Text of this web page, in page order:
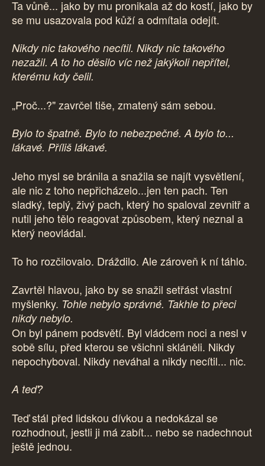
Ta vůně... jako by mu pronikala až do kostí, jako by
se mu usazovala pod kůží a odmítala odejít.
Nikdy nic takového necítil. Nikdy nic takového
nezažil. A to ho děsilo víc než jakýkoli nepřítel,
kterému kdy čelil.
„Proč...?" zavrčel tiše, zmatený sám sebou.
Bylo to špatně. Bylo to nebezpečné. A bylo to...
lákavé. Příliš lákavé.
Jeho mysl se bránila a snažila se najít vysvětlení,
ale nic z toho nepřicházelo...jen ten pach. Ten
sladký, teplý, živý pach, který ho spaloval zevnitř a
nutil jeho tělo reagovat způsobem, který neznal a
který neovládal.
To ho rozčilovalo. Dráždilo. Ale zároveň k ní táhlo.
Zavrtěl hlavou, jako by se snažil setřást vlastní
myšlenky. Tohle nebylo správné. Takhle to přeci
nikdy nebylo.
On byl pánem podsvětí. Byl vládcem noci a nesl v
sobě sílu, před kterou se všichni skláněli. Nikdy
nepochyboval. Nikdy neváhal a nikdy necítil... nic.
A teď?
Teď stál před lidskou dívkou a nedokázal se
rozhodnout, jestli ji má zabít... nebo se nadechnout
ještě jednou.